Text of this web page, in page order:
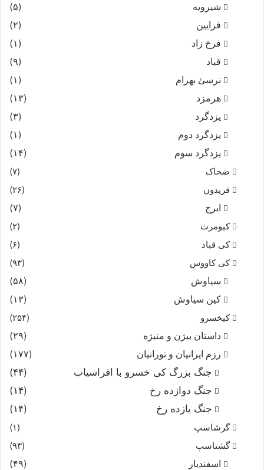
شیرویه
(۵)
فرایین
(۲)
فرخ زاد
(۱)
قباد
(۹)
نرسئ بهرام‏
(۱)
هرمزد
(۱۳)
یزدگرد
(۳)
یزدگرد دوم
(۱)
یزدگرد سوم
(۱۴)
ضحاک
(۷)
فریدون
(۲۶)
ایرج
(۷)
کیومرث
(۲)
کی قباد
(۶)
کی کاووس
(۹۳)
سیاوش
(۵۸)
کین سیاوش
(۱۳)
کیخسرو
(۲۵۴)
داستان بیژن و منیژه
(۲۹)
رزم ایرانیان و تورانیان
(۱۷۷)
جنگ بزرگ کی خسرو با افراسیاب
(۴۴)
جنگ دوازده رخ
(۱۴)
جنگ یازده رخ
(۱۴)
گرشاسپ
(۱)
گشتاسب
(۹۳)
اسفندیار
(۴۹)